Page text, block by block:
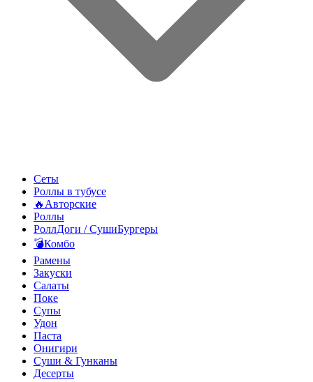
Сеты
Роллы в тубусе
🔥Авторские
Роллы
РоллДоги / СушиБургеры
💣Комбо
Рамены
Закуски
Салаты
Поке
Супы
Удон
Паста
Онигири
Суши & Гунканы
Десерты